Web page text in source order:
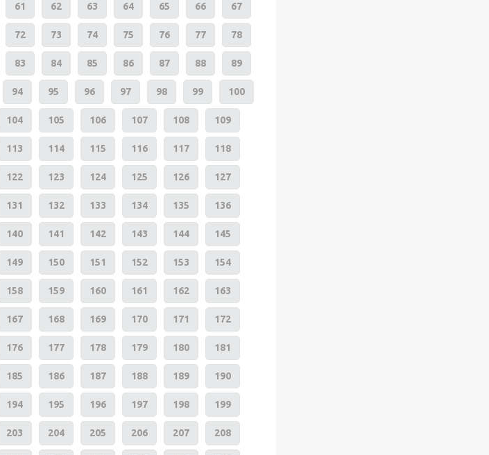
61 62 63 64 65 66 67
72 73 74 75 76 77 78
83 84 85 86 87 88 89
94 95 96 97 98 99 100
104 105 106 107 108 109
113 114 115 116 117 118
122 123 124 125 126 127
131 132 133 134 135 136
140 141 142 143 144 145
149 150 151 152 153 154
158 159 160 161 162 163
167 168 169 170 171 172
176 177 178 179 180 181
185 186 187 188 189 190
194 195 196 197 198 199
203 204 205 206 207 208